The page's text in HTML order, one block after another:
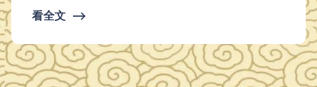
吴都历史文化陈列 3D 数字 虚拟展览建设项目 中标人：黄冈网
作日 联系人：陈玲 联系电话： 0…
看全文 ⟶